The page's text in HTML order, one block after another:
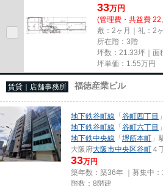
33万円
(管理費・共益費
敷：2ヶ月｜礼：2
所在階：3階
坪数：21.33坪｜面
坪単価： 1.55万円
賃貸｜店舗事務所 福徳産業ビル
地下鉄谷町線 「谷町四丁目
地下鉄谷町線 「谷町六丁目
地下鉄中央線 「堺筋本町 」
大阪府大阪市中央区谷町 ４
33万円
築年数：築36年 ｜募集中：
階数：8階建